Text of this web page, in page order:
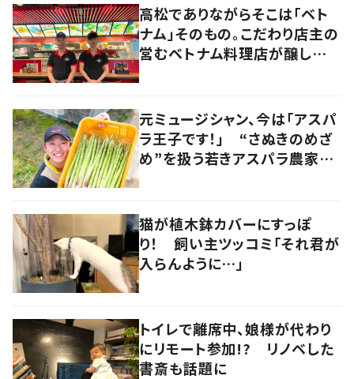
高松でありながらそこは「ベト
ナム」そのもの。こだわり店主の
営むベトナム料理店が醸し出す
元ミュージシャン、今は「アスパ
ラ王子です！」 “さぬきのめざ
め”を扱う若きアスパラ農家の
猫が植木鉢カバーにすっぽ
り！ 飼い主ツッコミ「それ君が
入らんように…」
トイレで離席中、娘様が代わり
にリモート参加!? リノベした
書斎も話題に